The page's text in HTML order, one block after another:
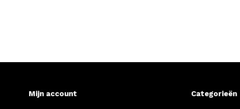
Mijn account Categorieën